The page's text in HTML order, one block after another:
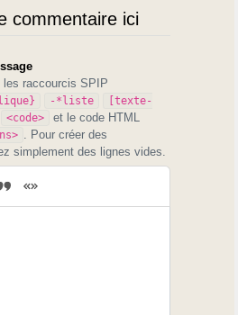
commentaire ici
les raccourcis SPIP
-*liste
[texte-
<code> et le code HTML
. Pour créer des
simplement des lignes vides.